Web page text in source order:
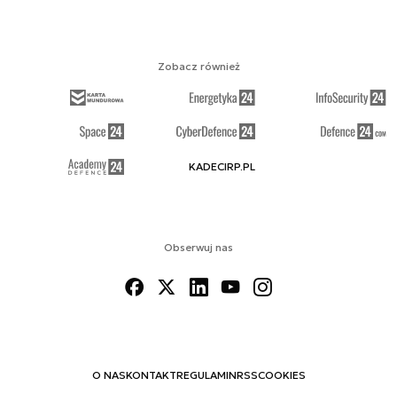
Obserwuj nas
O NASKONTAKTREGULAMINRSSCOOKIES
Zobacz również
KADECIRP.PL